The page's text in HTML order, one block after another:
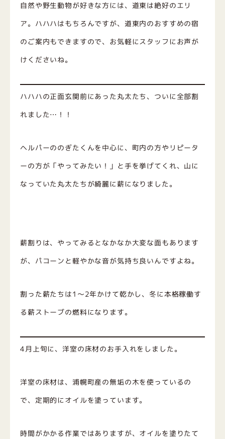
自然や野生動物が好きな方には、道東は絶好のエリ
ア。ハハハはもちろんですが、道東内のおすすめの宿
のご案内もできますので、お気軽にスタッフにお声が
けくださいね。
ハハハの正面玄関前にあった丸太たち、ついに全部割
れました…！！
ヘルパーののぎたくんを中心に、町内の方やリピータ
ーの方が「やってみたい！」と手を挙げてくれ、山に
なっていた丸太たちが綺麗に薪になりました。
薪割りは、やってみるとなかなか大変な面もあります
が、パコーンと軽やかな音が気持ち良いんですよね。
割った薪たちは1～2年かけて乾かし、冬に本格稼働す
る薪ストーブの燃料になります。
4月上旬に、洋室の床材のお手入れをしました。
洋室の床材は、浦幌町産の無垢の木を使っているの
で、定期的にオイルを塗っています。
時間がかかる作業ではありますが、オイルを塗りたて